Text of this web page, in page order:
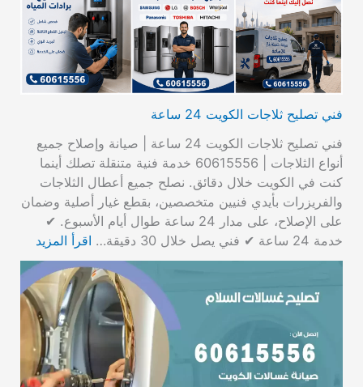
فني تصليح ثلاجات الكويت 24 ساعة
فني تصليح ثلاجات الكويت 24 ساعة | صيانة وإصلاح جميع
أنواع الثلاجات | 60615556 خدمة فنية متنقلة تصلك أينما
كنت في الكويت خلال دقائق. نصلح جميع أعطال الثلاجات
والفريزرات بأيدي فنيين متخصصين، بقطع غيار أصلية وضمان
على الإصلاح، على مدار 24 ساعة طوال أيام الأسبوع. ✔
خدمة 24 ساعة ✔ فني يصل خلال 30 دقيقة…
اقرأ المزيد